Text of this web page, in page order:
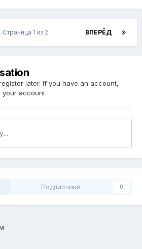
ВПЕРЁД
Страница 1 из 2
later. If you have an account,
your account.
Подписчики 0